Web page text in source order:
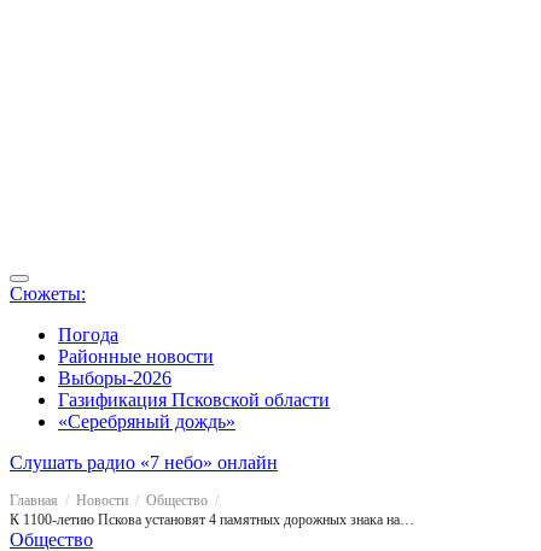
Сюжеты:
Погода
Районные новости
Выборы-2026
Газификация Псковской области
«Серебряный дождь»
Слушать радио «7 небо» онлайн
Главная Новости
Общество
К 1100-летию Пскова установят 4 памятных дорожных знака на въезде в город
Общество